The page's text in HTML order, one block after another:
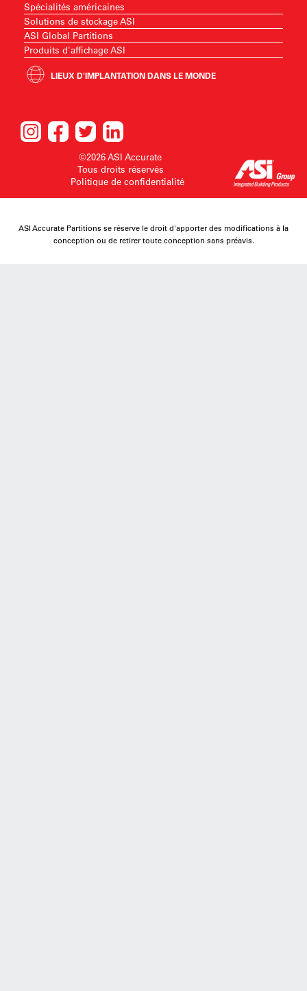
Spécialités américaines
Solutions de stockage ASI
ASI Global Partitions
Produits d'affichage ASI
LIEUX D'IMPLANTATION DANS LE MONDE
©2026 ASI Accurate
Tous droits réservés
Politique de confidentialité
ASI Accurate Partitions se réserve le droit d'apporter des modifications à la
conception ou de retirer toute conception sans préavis.